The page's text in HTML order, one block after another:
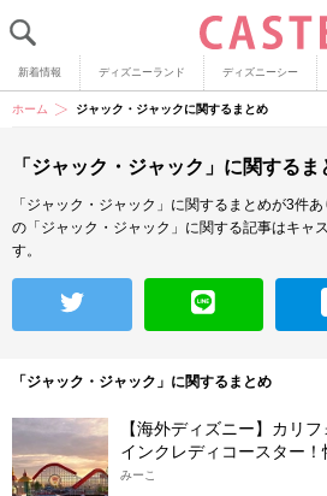
新着情報 ディズニーランド ディズニーシー
ホーム ジャック・ジャックに関するまとめ
「ジャック・ジャック」に関するま
「ジャック・ジャック」に関するまとめが3件あ
の「ジャック・ジャック」に関する記事はキャ
す。
「ジャック・ジャック」に関するまとめ
【海外ディズニー】カリ
インクレディコースター
みーこ